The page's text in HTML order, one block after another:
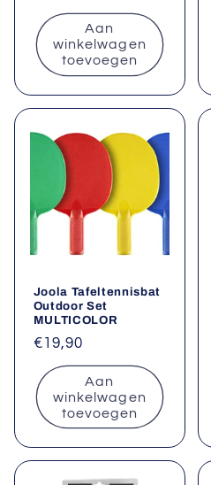
Aan
winkelwagen
toevoegen
Joola Tafeltennisbat
Outdoor Set
MULTICOLOR
Normale
prijs
€19,90
Aan
winkelwagen
toevoegen